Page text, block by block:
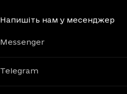
Напишіть нам у месенджер
Messenger
Telegram